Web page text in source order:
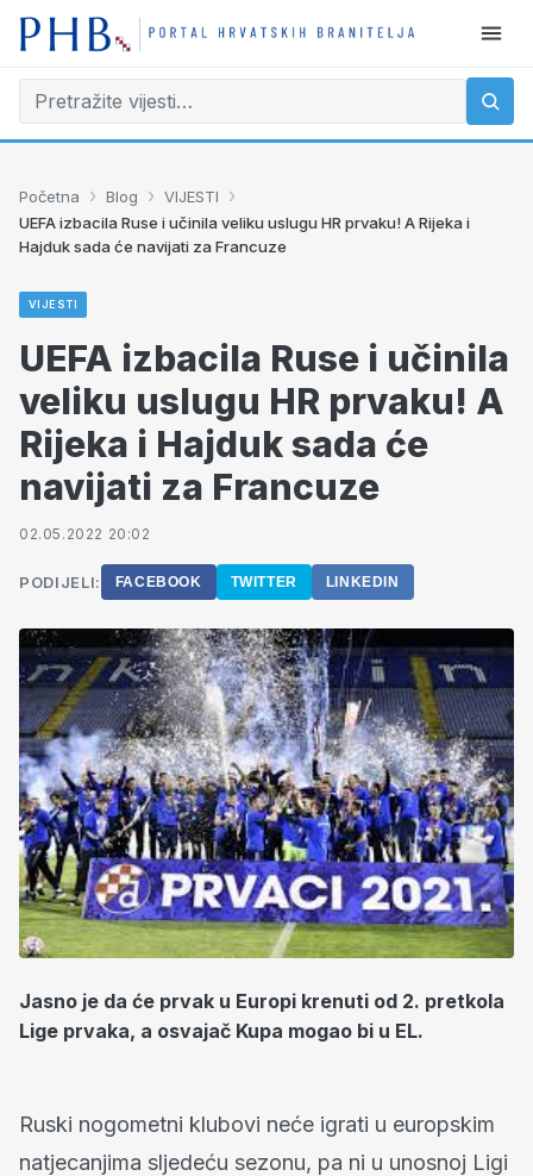
Početna › Blog › VIJESTI ›
UEFA izbacila Ruse i učinila veliku uslugu HR prvaku! A Rijeka i
Hajduk sada će navijati za Francuze
VIJESTI
UEFA izbacila Ruse i učinila
veliku uslugu HR prvaku! A
Rijeka i Hajduk sada će
navijati za Francuze
02.05.2022 20:02
PODIJELI: FACEBOOK TWITTER LINKEDIN
Jasno je da će prvak u Europi krenuti od 2. pretkola
Lige prvaka, a osvajač Kupa mogao bi u EL.
Ruski nogometni klubovi neće igrati u europskim
natjecanjima sljedeću sezonu, pa ni u unosnoj Ligi